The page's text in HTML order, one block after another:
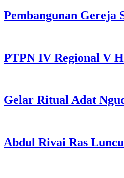
Pembangunan Gereja
PTPN IV Regional V
Gelar Ritual Adat
Abdul Rivai Ras